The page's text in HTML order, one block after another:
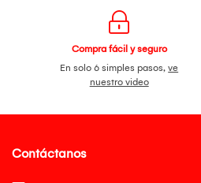
Compra fácil y seguro
En solo 6 simples pasos,ve
nuestro video
Contáctanos